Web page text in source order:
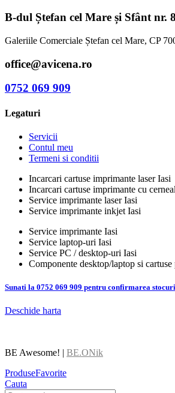
B-dul Ștefan cel Mare și Sfânt nr.
Galeriile Comerciale Ștefan cel Mare, CP
office@avicena.ro
0752 069 909
Legaturi
Servicii
Contul meu
Termeni si conditii
Incarcari cartuse imprimante laser Iasi
Incarcari cartuse imprimante cu
Service imprimante laser Iasi
Service imprimante inkjet Iasi
Service imprimante Iasi
Service laptop-uri Iasi
Service PC / desktop-uri Iasi
Componente desktop/laptop si
Sunati la 0752 069 909 pentru confirmarea
Deschide harta
BE Awesome! | BE.ONik
ProduseFavorite
Cauta